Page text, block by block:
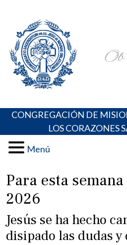
content
Portal de los Padres Oblatos.
Oraciones, Música religiosa y más
CONGREGACIÓN DE
LOS CORAZONES
Menú
Para esta
2026
Jesús se ha hecho
disipado las dudas